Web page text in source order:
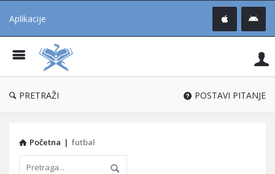
Aplikacije
®
PRETRAŽI POSTAVI PITANJE
Početna | futbal